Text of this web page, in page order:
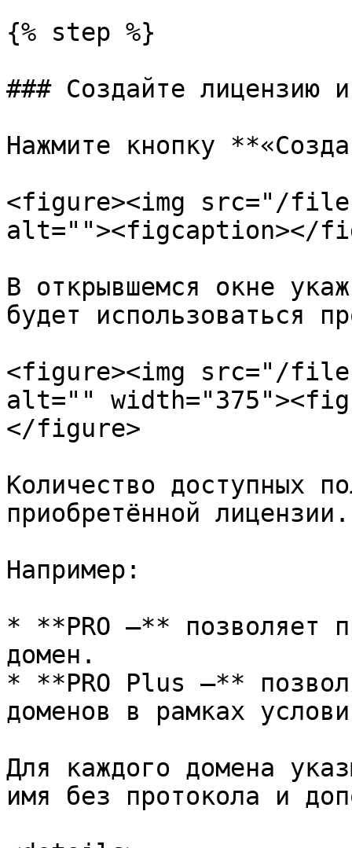
{% step %}
### Создайте лицензию
Нажмите кнопку
<figure><img src="/files/
alt=""><figcaption></
В открывшемся окне
будет использоваться
<figure><img src="/files/
alt=""
</figure>
Количество доступных
приобретённой лицензии.
Например:
* **PRO —** позволяет
домен.
* **PRO Plus —**
доменов в рамках
Для каждого домена
имя без протокола и